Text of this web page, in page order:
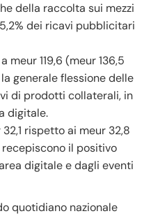
della raccolta sui mezzi
dei ricavi pubblicitari
119,6 (meur 136,5
generale flessione delle
di prodotti collaterali, in
digitale.
rispetto ai meur 32,8
il positivo
digitale e dagli eventi
quotidiano nazionale